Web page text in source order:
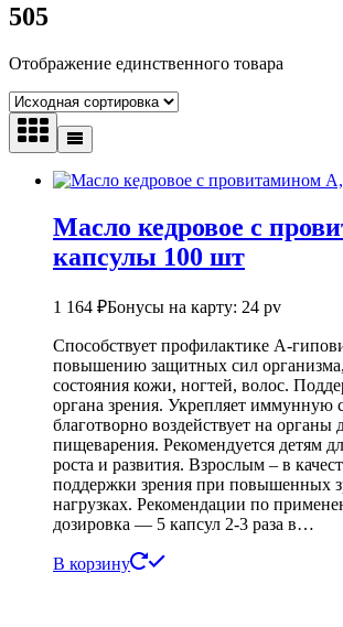
505
Отображение единственного товара
Масло кедровое с
капсулы 100 шт
1 164 ₽Бонусы на карту: 24 pv
Способствует профилактике А-
повышению защитных сил
состояния кожи, ногтей, волос.
органа зрения. Укрепляет иммунную
благотворно воздействует на органы
пищеварения. Рекомендуется детям
роста и развития. Взрослым – в
поддержки зрения при повышенных
нагрузках. Рекомендации по
дозировка — 5 капсул 2-3 раза в…
В корзину